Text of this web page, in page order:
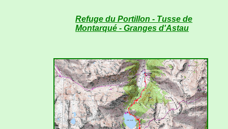
Refuge du Portillon - Tusse de
Montarqué - Granges d'Astau